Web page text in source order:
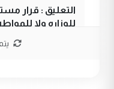
التعليق : قرار
للوزاره ولا